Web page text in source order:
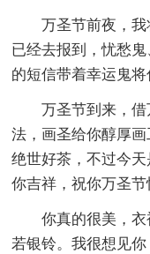
万圣节前夜，
已经去报到，忧愁
的短信带着幸运鬼
万圣节到来，
法，画圣给你醇厚
绝世好茶，不过今
你吉祥，祝你万圣节
你真的很美，
若银铃。我很想见